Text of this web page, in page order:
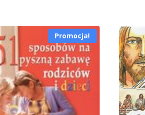
Promocja!